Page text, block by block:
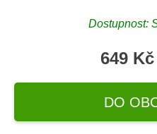
Dostupnost:
649 Kč
DO